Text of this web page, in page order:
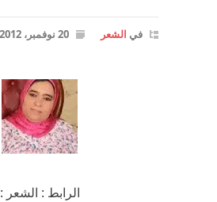
في الشعر 20 نوفمبر، 2012
الرابط : الشعر :